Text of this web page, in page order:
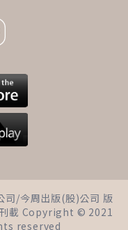
讓你越窮的習
」是人生小偷，
無功的差事
司/今周出版(股)公司 版
刊載 Copyright © 2021
reserved